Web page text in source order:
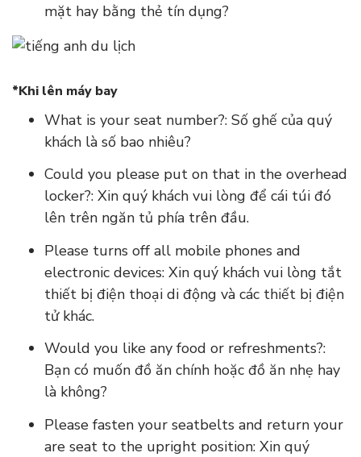
mặt hay bằng thẻ tín dụng?
*Khi lên máy bay
What is your seat number?: Số ghế của quý
khách là số bao nhiêu?
Could you please put on that in the overhead
locker?: Xin quý khách vui lòng để cái túi đó
lên trên ngăn tủ phía trên đầu.
Please turns off all mobile phones and
electronic devices: Xin quý khách vui lòng tắt
thiết bị điện thoại di động và các thiết bị điện
tử khác.
Would you like any food or refreshments?:
Bạn có muốn đồ ăn chính hoặc đồ ăn nhẹ hay
là không?
Please fasten your seatbelts and return your
are seat to the upright position: Xin quý